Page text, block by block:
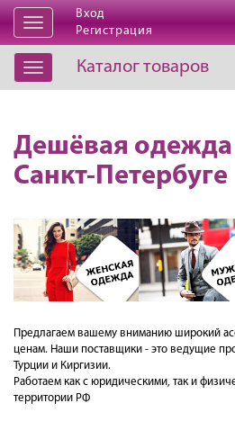
Открыть
навигацию
Вход
Регистрация
Открыть
навигацию
Каталог товаров
Дешёвая
Санкт-Петербуге
Предлагаем вашему вниманию широкий
ценам. Наши поставщики - это ведущие
Турции и Киргизии.
Работаем как с юридическими, так и
территории РФ